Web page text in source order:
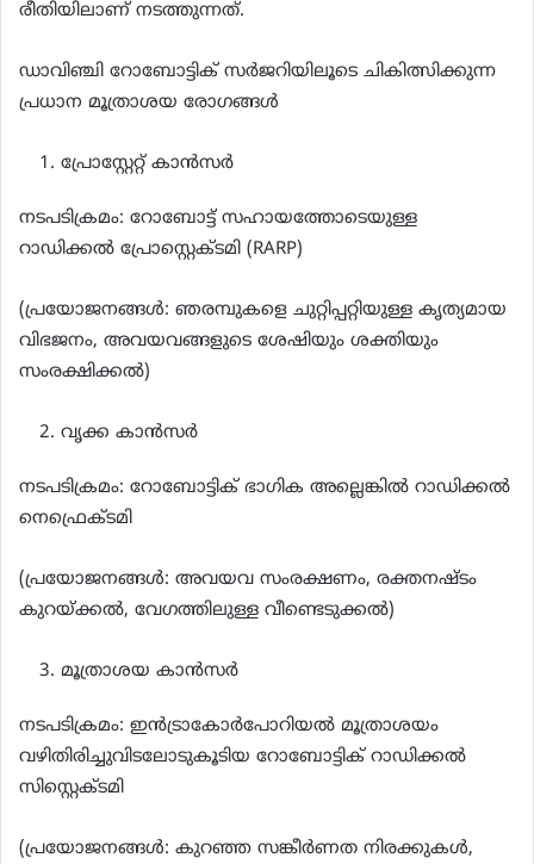
രീതിയിലാണ് നടത്തുന്നത്.
ഡാവിഞ്ചി റോബോട്ടിക് സർജറിയിലൂടെ ചികിത്സിക്കുന്ന
പ്രധാന മൂത്രാശയ രോഗങ്ങൾ
പ്രോസ്റ്റേറ്റ് കാൻസർ
നടപടിക്രമം: റോബോട്ട് സഹായത്തോടെയുള്ള
റാഡിക്കൽ പ്രോസ്റ്റെക്ടമി (RARP)
(പ്രയോജനങ്ങൾ: ഞരമ്പുകളെ ചുറ്റിപ്പറ്റിയുള്ള കൃത്യമായ
വിഭജനം, അവയവങ്ങളുടെ ശേഷിയും ശക്തിയും
സംരക്ഷിക്കൽ)
വൃക്ക കാൻസർ
നടപടിക്രമം: റോബോട്ടിക് ഭാഗിക അല്ലെങ്കിൽ റാഡിക്കൽ
നെഫ്രെക്ടമി
(പ്രയോജനങ്ങൾ: അവയവ സംരക്ഷണം, രക്തനഷ്ടം
കുറയ്ക്കൽ, വേഗത്തിലുള്ള വീണ്ടെടുക്കൽ)
മൂത്രാശയ കാൻസർ
നടപടിക്രമം: ഇൻട്രാകോർപോറിയൽ മൂത്രാശയം
വഴിതിരിച്ചുവിടലോടുകൂടിയ റോബോട്ടിക് റാഡിക്കൽ
സിസ്റ്റെക്ടമി
(പ്രയോജനങ്ങൾ: കുറഞ്ഞ സങ്കീർണത നിരക്കുകൾ,